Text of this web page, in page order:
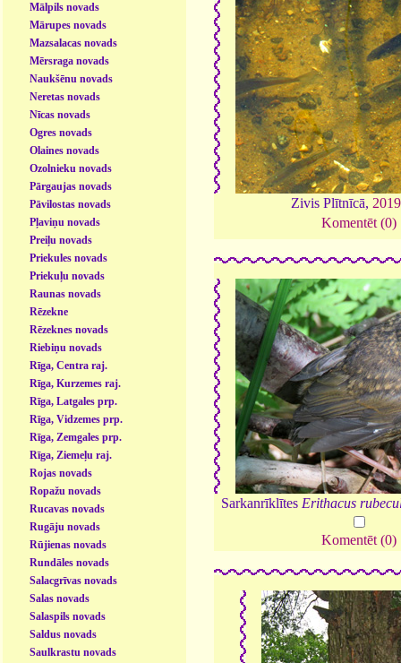
Mālpils novads
Mārupes novads
Mazsalacas novads
Mērsraga novads
Naukšēnu novads
Neretas novads
Nīcas novads
Ogres novads
Olaines novads
Ozolnieku novads
Pārgaujas novads
Pāvilostas novads
Pļaviņu novads
Preiļu novads
Priekules novads
Priekuļu novads
Raunas novads
Rēzekne
Rēzeknes novads
Riebiņu novads
Rīga, Centra raj.
Rīga, Kurzemes raj.
Rīga, Latgales prp.
Rīga, Vidzemes prp.
Rīga, Zemgales prp.
Rīga, Ziemeļu raj.
Rojas novads
Ropažu novads
Rucavas novads
Rugāju novads
Rūjienas novads
Rundāles novads
Salacgrīvas novads
Salas novads
Salaspils novads
Saldus novads
Saulkrastu novads
Zivis Plītnīcā, 2019
Komentēt (0)
Sarkanrīklītes Erithacus
Komentēt (0)